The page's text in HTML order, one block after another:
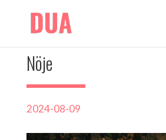
Nöje
2024-08-09